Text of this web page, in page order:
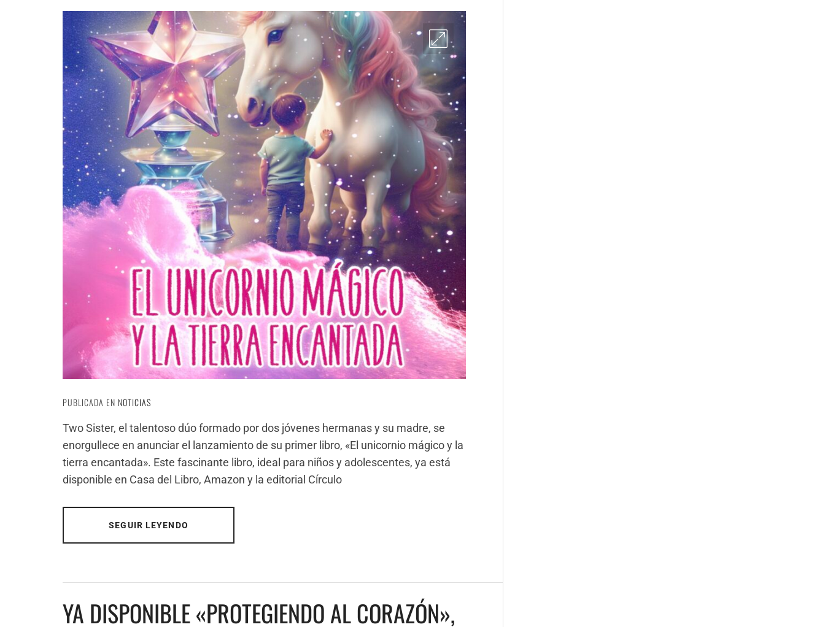
PUBLICADA EN NOTICIAS
Two Sister, el talentoso dúo formado por dos jóvenes hermanas y su madre, se
enorgullece en anunciar el lanzamiento de su primer libro, «El unicornio mágico y la
tierra encantada». Este fascinante libro, ideal para niños y adolescentes, ya está
disponible en Casa del Libro, Amazon y la editorial Círculo
SEGUIR LEYENDO
YA DISPONIBLE «PROTEGIENDO AL CORAZÓN»,